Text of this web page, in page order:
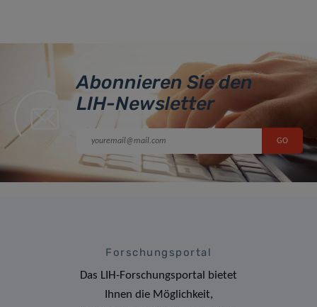
Abonnieren Sie den
LIH-Newsletter
Forschungsportal
Das LIH-Forschungsportal bietet
Ihnen die Möglichkeit,